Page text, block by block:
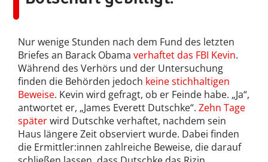
Nur wenige Stunden nach dem Fund des letzten
Briefes an Barack Obama verhaftet das FBI Kevin.
Während des Verhörs und der Untersuchung
finden die Behörden jedoch keine stichhaltigen
Beweise. Kevin wird gefragt, ob er Feinde habe. „Ja“,
antwortet er, „James Everett Dutschke“. Zehn Tage
späterwird Dutschke verhaftet, nachdem sein
Haus längere Zeit observiert wurde. Dabei finden
die Ermittler:innen zahlreiche Beweise, die darauf